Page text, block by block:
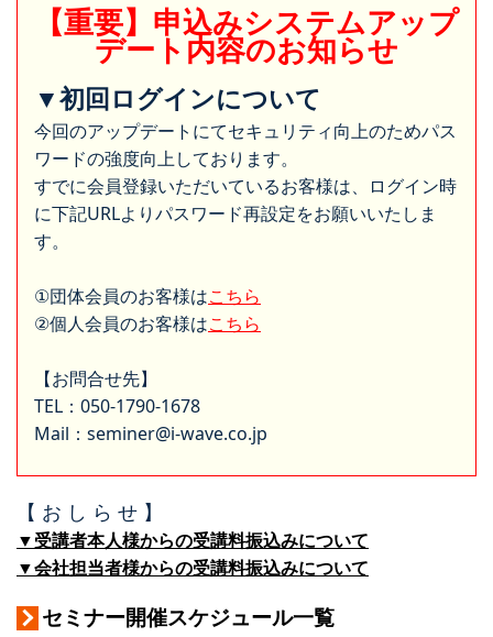
【重要】申込みシステムアップ
デート内容のお知らせ
▼初回ログインについて
今回のアップデートにてセキュリティ向上のためパス
ワードの強度向上しております。
すでに会員登録いただいているお客様は、ログイン時
に下記URLよりパスワード再設定をお願いいたしま
す。
①団体会員のお客様はこちら
②個人会員のお客様はこちら
【お問合せ先】
TEL：050-1790-1678
Mail：seminer@i-wave.co.jp
【 お し ら せ 】
▼受講者本人様からの受講料振込みについて
▼会社担当者様からの受講料振込みについて
セミナー開催スケジュール一覧